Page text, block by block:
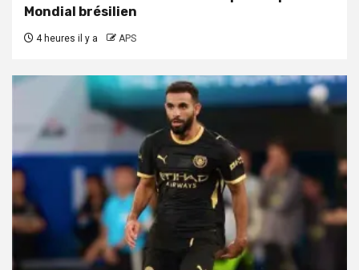
Mondial brésilien
4 heures il y a APS